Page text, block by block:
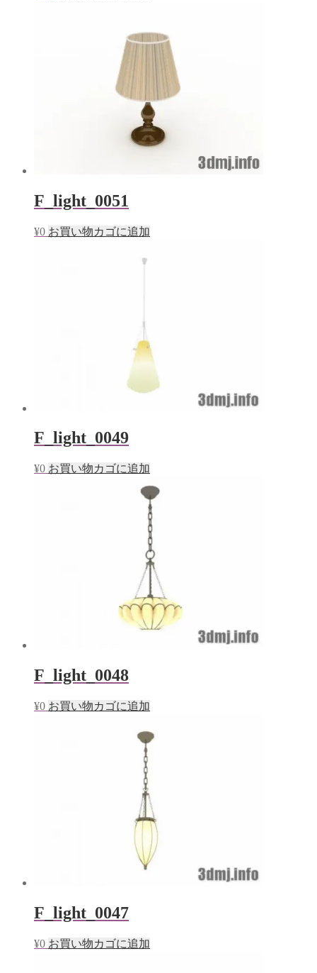
F_light_0051
¥0 お買い物カゴに追加
F_light_0049
¥0 お買い物カゴに追加
F_light_0048
¥0 お買い物カゴに追加
F_light_0047
¥0 お買い物カゴに追加